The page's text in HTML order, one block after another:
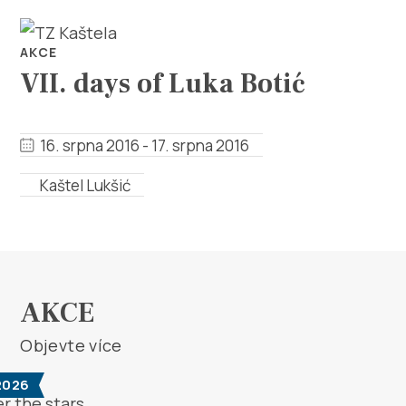
Info
Multimédia
AKCE
VII. days of Luka Botić
16. srpna 2016 - 17. srpna 2016
Kaštel Lukšić
AKCE
Objevte více